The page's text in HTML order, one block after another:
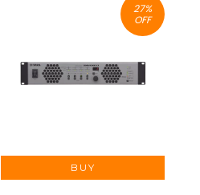
27%
OFF